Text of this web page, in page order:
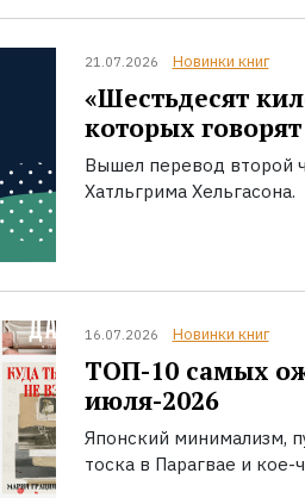
21.07.2026 Новинки книг
«Шестьдесят
которых говорят
Вышел перевод второй
Хатльгрима Хельгасона.
16.07.2026 Новинки книг
ТОП-10 самых
июля-2026
Японский минимализм,
тоска в Парагвае и